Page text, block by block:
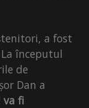
a fost
începutul
de
Dan a
va fi